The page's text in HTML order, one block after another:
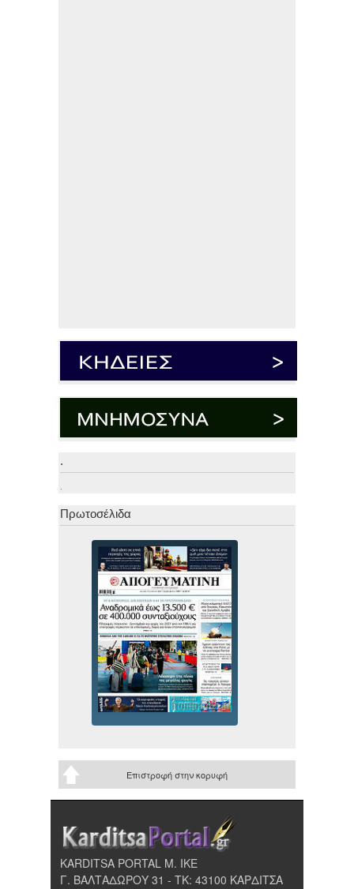
.
.
Πρωτοσέλιδα
Επιστροφή στην κορυφή
KARDITSA PORTAL Μ. ΙΚΕ
Γ. ΒΑΛΤΑΔΩΡΟΥ 31 - ΤΚ: 43100 ΚΑΡΔΙΤΣΑ